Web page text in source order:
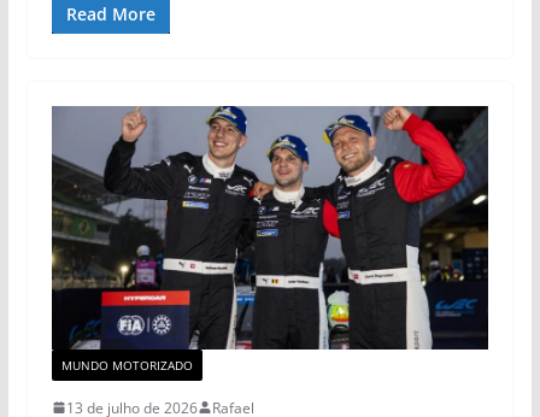
Read More
MUNDO MOTORIZADO
13 de julho de 2026 Rafael